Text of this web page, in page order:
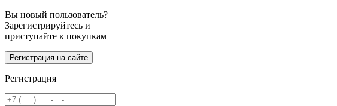
Вы новый пользователь?
Зарегистрируйтесь и
приступайте к покупкам
Регистрация